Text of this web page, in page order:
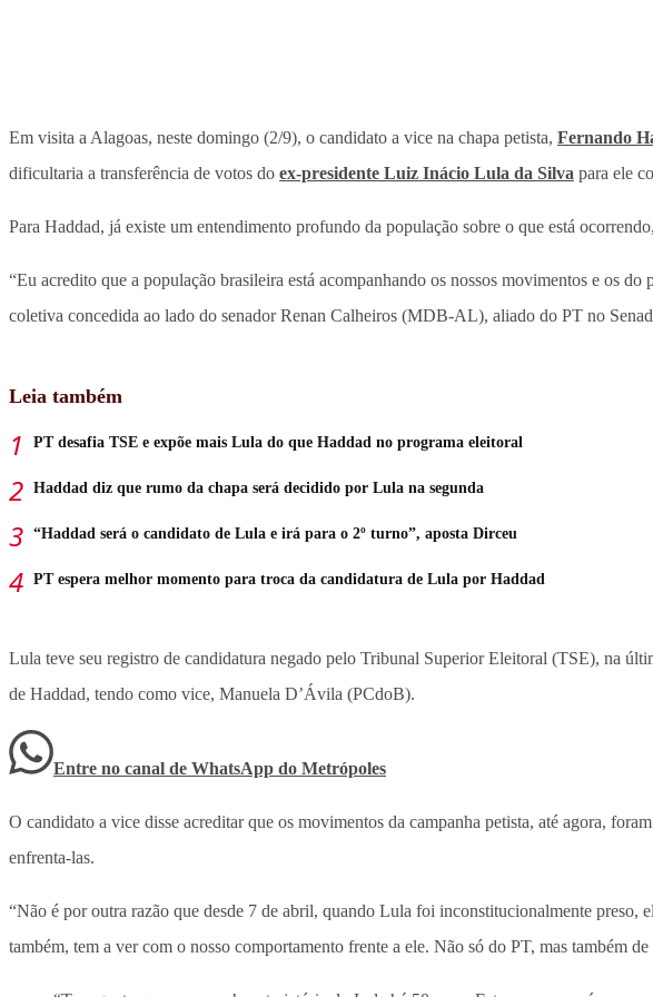
Em visita a Alagoas, neste domingo (2/9), o candidato a vice na chapa petista, Fernando
dificultaria a transferência de votos do ex-presidente Luiz Inácio Lula da Silva para ele
Para Haddad, já existe um entendimento profundo da população sobre o que está
“Eu acredito que a população brasileira está acompanhando os nossos movimentos e os
coletiva concedida ao lado do senador Renan Calheiros (MDB-AL), aliado do PT no
Leia também
PT desafia TSE e expõe mais Lula do que Haddad no programa eleitoral
Haddad diz que rumo da chapa será decidido por Lula na segunda
“Haddad será o candidato de Lula e irá para o 2º turno”, aposta Dirceu
PT espera melhor momento para troca da candidatura de Lula por Haddad
Lula teve seu registro de candidatura negado pelo Tribunal Superior Eleitoral (TSE), na
de Haddad, tendo como vice, Manuela D’Ávila (PCdoB).
Entre no canal de WhatsApp do Metrópoles
O candidato a vice disse acreditar que os movimentos da campanha petista, até agora,
enfrenta-las.
“Não é por outra razão que desde 7 de abril, quando Lula foi inconstitucionalmente preso,
também, tem a ver com o nosso comportamento frente a ele. Não só do PT, mas também